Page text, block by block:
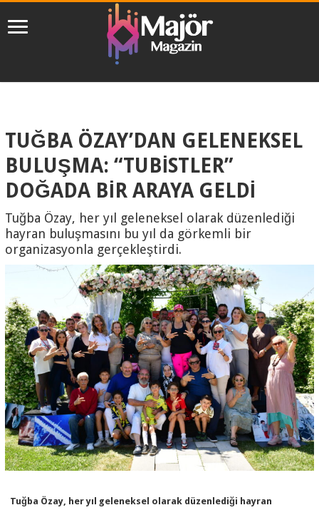
TUĞBA ÖZAY’DAN GELENEKSEL
BULUŞMA: “TUBİSTLER”
DOĞADA BİR ARAYA GELDİ
Tuğba Özay, her yıl geleneksel olarak düzenlediği
hayran buluşmasını bu yıl da görkemli bir
organizasyonla gerçekleştirdi.
Tuğba Özay, her yıl geleneksel olarak düzenlediği hayran